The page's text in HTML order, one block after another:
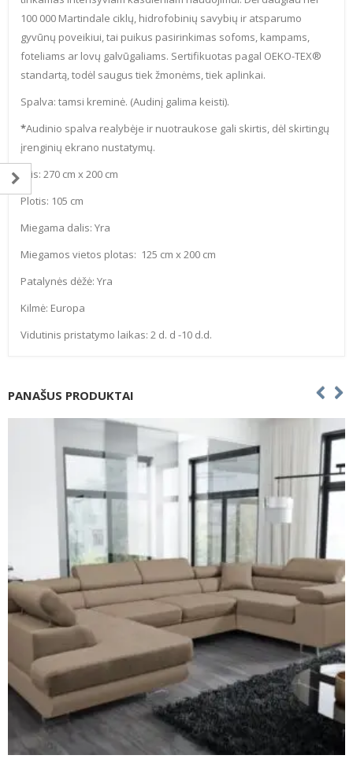
100 000 Martindale ciklų, hidrofobinių savybių ir atsparumo
gyvūnų poveikiui, tai puikus pasirinkimas sofoms, kampams,
foteliams ar lovų galvūgaliams. Sertifikuotas pagal OEKO-TEX®
standartą, todėl saugus tiek žmonėms, tiek aplinkai.
Spalva: tamsi kreminė. (Audinį galima keisti).
*Audinio spalva realybėje ir nuotraukose gali skirtis, dėl skirtingų
įrenginių ekrano nustatymų.
Ilgis: 270 cm x 200 cm
Plotis: 105 cm
Miegama dalis: Yra
Miegamos vietos plotas: 125 cm x 200 cm
Patalynės dėžė: Yra
Kilmė: Europa
Vidutinis pristatymo laikas: 2 d. d -10 d.d.
PANAŠUS PRODUKTAI